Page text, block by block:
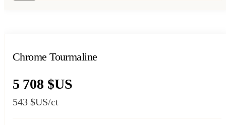
Chrome Tourmaline
5 708 $US
543 $US/ct